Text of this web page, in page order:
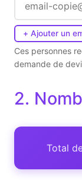
+ Ajouter un
Ces personnes
demande de
2.
Total